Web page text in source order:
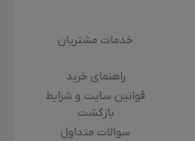
خدمات مشتریان
راهنمای خرید
قوانین سایت و شرایط
بازگشت
سوالات متداول